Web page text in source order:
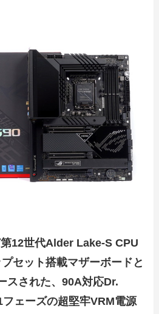
12世代Alder Lake-S CPU
セット搭載マザーボードと
スされた、90A対応Dr.
ェーズの超堅牢VRM電源